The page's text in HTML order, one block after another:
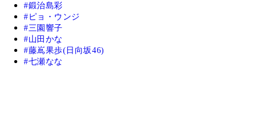
鍛治島彩
ピョ・ウンジ
三園響子
山田かな
藤嶌果歩(日向坂46)
七瀬なな